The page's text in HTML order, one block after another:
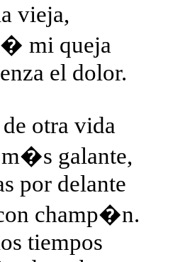
vieja,
mi queja
el dolor.
otra vida
galante,
por delante
champ�n.
tiempos